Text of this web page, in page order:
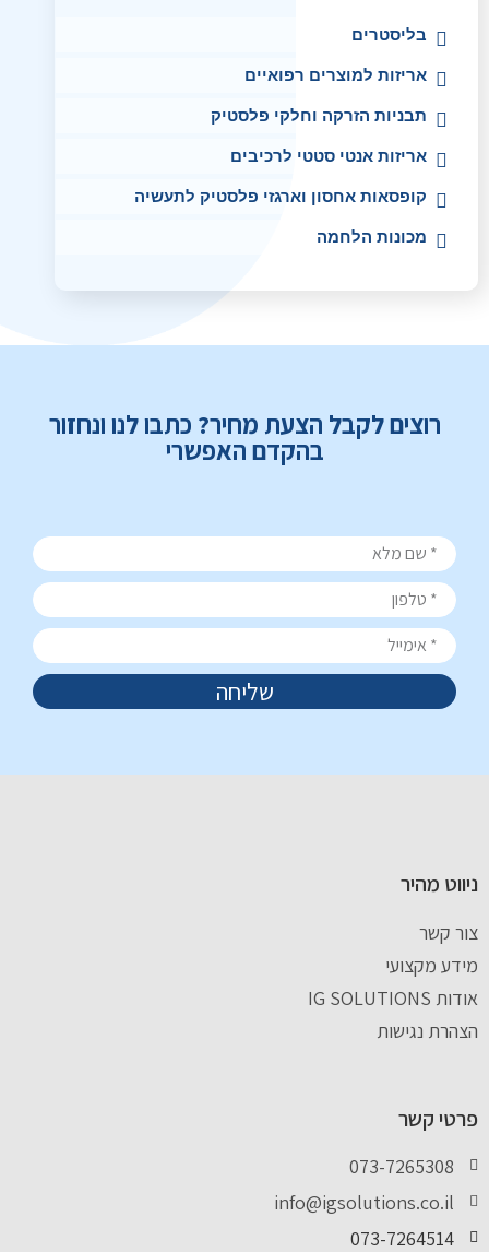
בליסטרים
אריזות למוצרים רפואיים
תבניות הזרקה וחלקי פלסטיק
אריזות אנטי סטטי לרכיבים
קופסאות אחסון וארגזי פלסטיק לתעשיה
מכונות הלחמה
רוצים לקבל הצעת מחיר? כתבו לנו ונחזור
בהקדם האפשרי
שליחה
ניווט מהיר
צור קשר
מידע מקצועי
אודות IG SOLUTIONS
הצהרת נגישות
פרטי קשר
073-7265308
info@igsolutions.co.il
073-7264514